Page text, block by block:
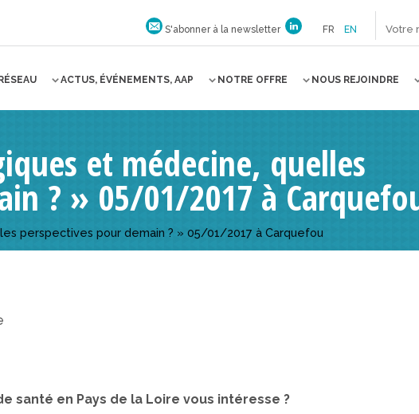
S'abonner à la newsletter FR EN
ACTUS, ÉVÉNEMENTS, AAP NOTRE OFFRE NOUS REJOINDRE
et médecine, quelles
? » 05/01/2017 à
perspectives pour demain ? » 05/01/2017 à Carquefou
santé en Pays de la Loire vous intéresse ?